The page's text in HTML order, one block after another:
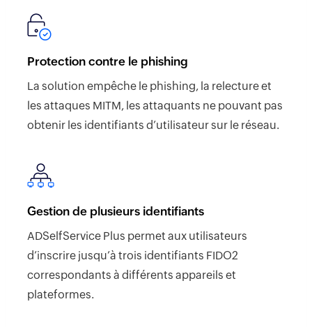
Protection contre le phishing
La solution empêche le phishing, la relecture et
les attaques MITM, les attaquants ne pouvant pas
obtenir les identifiants d’utilisateur sur le réseau.
Gestion de plusieurs identifiants
ADSelfService Plus permet aux utilisateurs
d’inscrire jusqu’à trois identifiants FIDO2
correspondants à différents appareils et
plateformes.